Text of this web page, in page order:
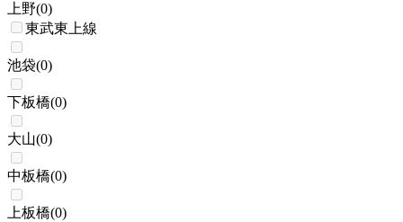
上野(0)
東武東上線
池袋(0)
下板橋(0)
大山(0)
中板橋(0)
上板橋(0)